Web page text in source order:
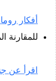
أفكار
اقرأ عن